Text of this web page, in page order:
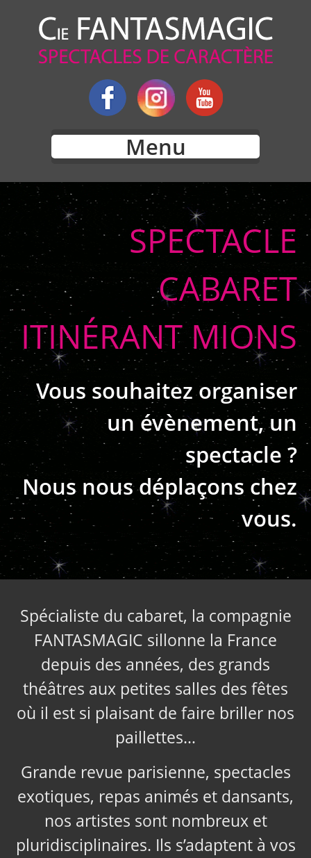
Menu
SPECTACLE
CABARET
ITINÉRANT MIONS
Vous souhaitez organiser
un évènement, un
spectacle ?
Nous nous déplaçons chez
vous.
Spécialiste du cabaret, la compagnie
FANTASMAGIC sillonne la France
depuis des années, des grands
théâtres aux petites salles des fêtes
où il est si plaisant de faire briller nos
paillettes…
Grande revue parisienne, spectacles
exotiques, repas animés et dansants,
nos artistes sont nombreux et
pluridisciplinaires. Ils s’adaptent à vos